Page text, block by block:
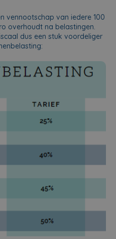
vennootschap van iedere 100
overhoudt na belastingen.
dus een stuk voordeliger